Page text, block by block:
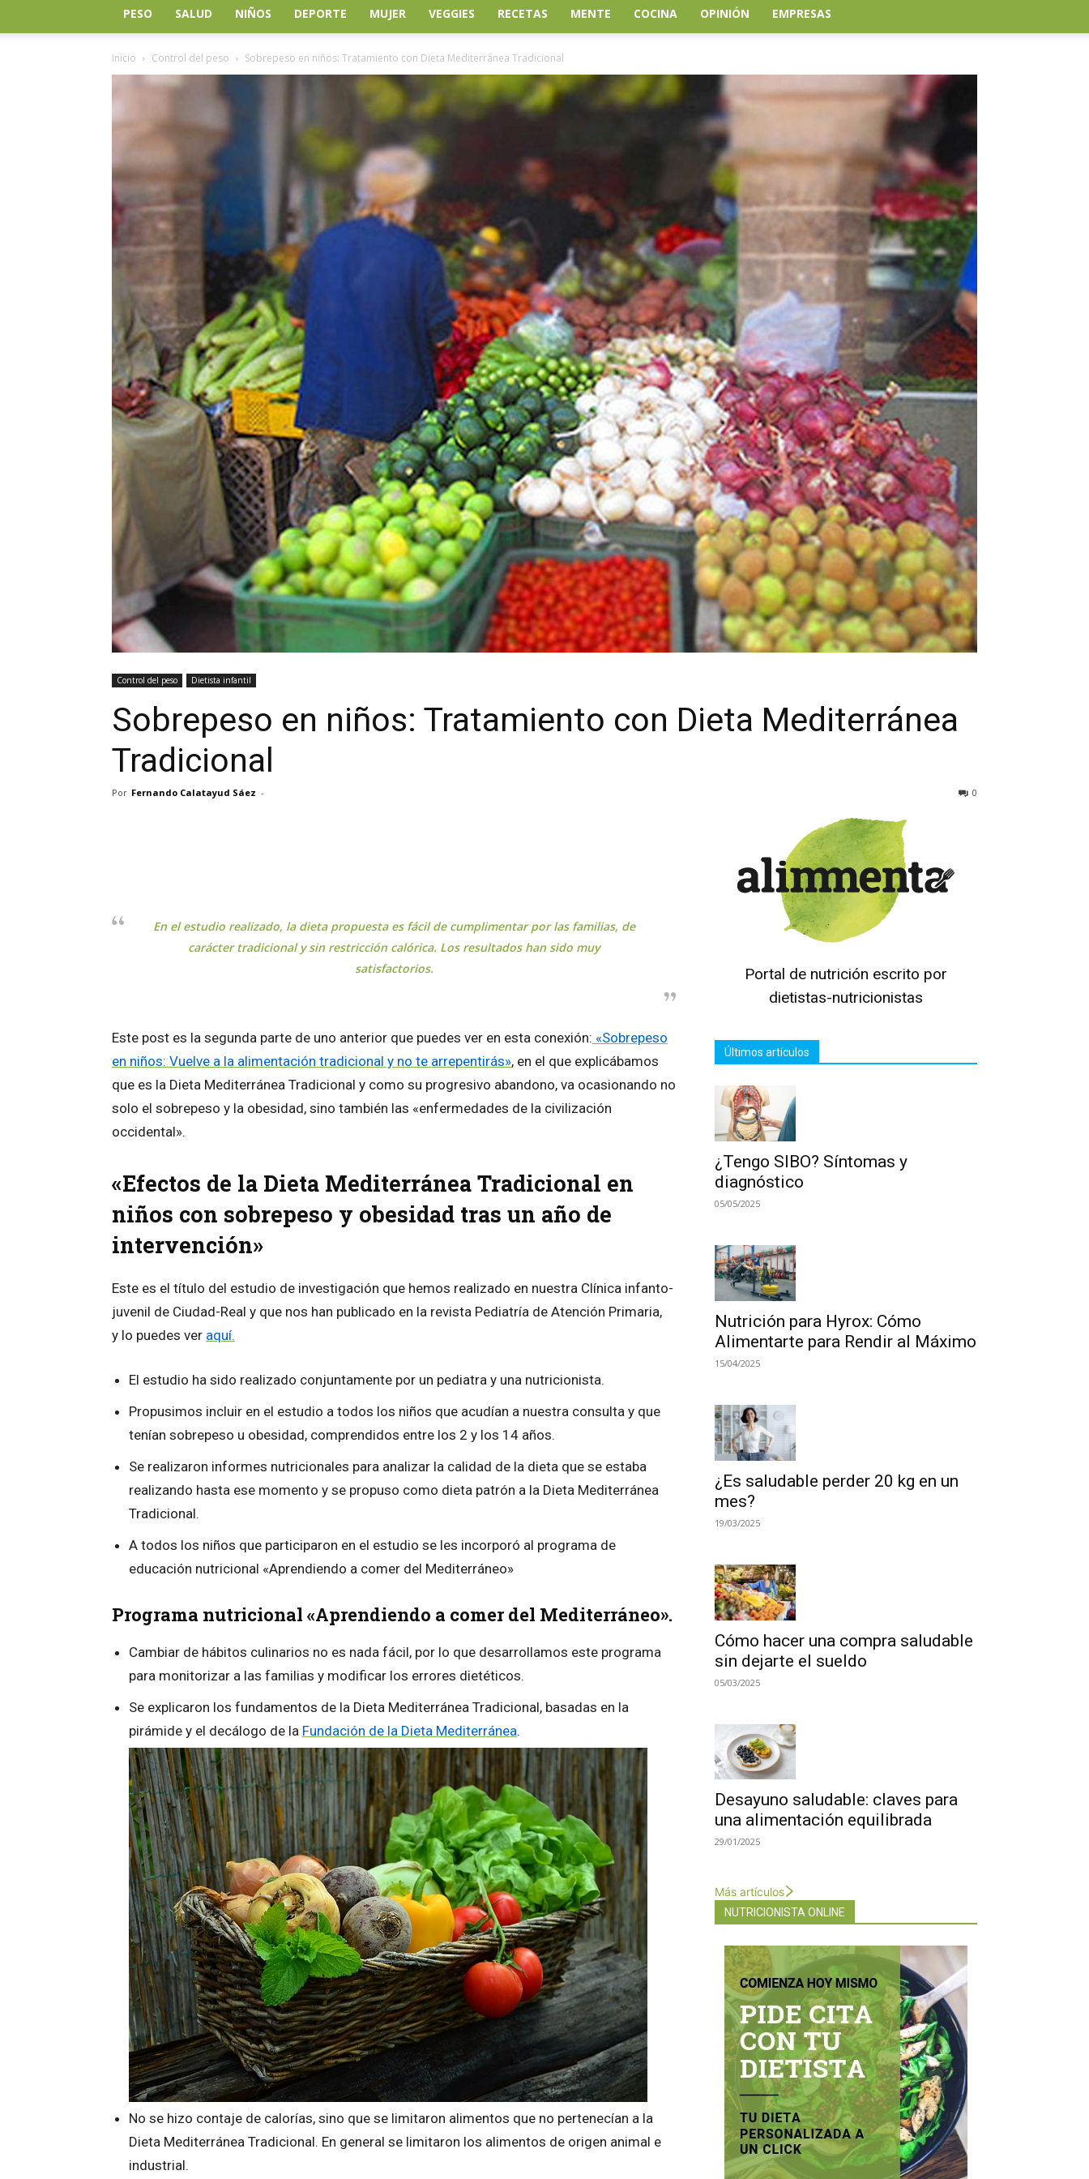
PESO SALUD NIÑOS DEPORTE MUJER VEGGIES RECETAS MENTE COCINA OPINIÓN EMPRESAS
Inicio Control del peso Sobrepeso en niños: Tratamiento con Dieta Mediterránea Tradicional
Control del peso Dietista infantil
Sobrepeso en niños: Tratamiento con Dieta Mediterránea
Tradicional
Por Fernando Calatayud Sáez - 0
En el estudio realizado, la dieta propuesta es fácil de cumplimentar por las familias, de
carácter tradicional y sin restricción calórica. Los resultados han sido muy
satisfactorios.
Este post es la segunda parte de uno anterior que puedes ver en esta conexión: «Sobrepeso
en niños: Vuelve a la alimentación tradicional y no te arrepentirás», en el que explicábamos
que es la Dieta Mediterránea Tradicional y como su progresivo abandono, va ocasionando no
solo el sobrepeso y la obesidad, sino también las «enfermedades de la civilización
occidental».
«Efectos de la Dieta Mediterránea Tradicional en
niños con sobrepeso y obesidad tras un año de
intervención»
Este es el título del estudio de investigación que hemos realizado en nuestra Clínica infanto-
juvenil de Ciudad-Real y que nos han publicado en la revista Pediatría de Atención Primaria,
y lo puedes ver aquí.
El estudio ha sido realizado conjuntamente por un pediatra y una nutricionista.
Propusimos incluir en el estudio a todos los niños que acudían a nuestra consulta y que
tenían sobrepeso u obesidad, comprendidos entre los 2 y los 14 años.
Se realizaron informes nutricionales para analizar la calidad de la dieta que se estaba
realizando hasta ese momento y se propuso como dieta patrón a la Dieta Mediterránea
Tradicional.
A todos los niños que participaron en el estudio se les incorporó al programa de
educación nutricional «Aprendiendo a comer del Mediterráneo»
Programa nutricional «Aprendiendo a comer del Mediterráneo».
Cambiar de hábitos culinarios no es nada fácil, por lo que desarrollamos este programa
para monitorizar a las familias y modificar los errores dietéticos.
Se explicaron los fundamentos de la Dieta Mediterránea Tradicional, basadas en la
pirámide y el decálogo de la Fundación de la Dieta Mediterránea.
No se hizo contaje de calorías, sino que se limitaron alimentos que no pertenecían a la
Dieta Mediterránea Tradicional. En general se limitaron los alimentos de origen animal e
industrial.
Portal de nutrición escrito por
dietistas-nutricionistas
Últimos artículos
¿Tengo SIBO? Síntomas y
diagnóstico
05/05/2025
Nutrición para Hyrox: Cómo
Alimentarte para Rendir al Máximo
15/04/2025
¿Es saludable perder 20 kg en un
mes?
19/03/2025
Cómo hacer una compra saludable
sin dejarte el sueldo
05/03/2025
Desayuno saludable: claves para
una alimentación equilibrada
29/01/2025
Más artículos
NUTRICIONISTA ONLINE